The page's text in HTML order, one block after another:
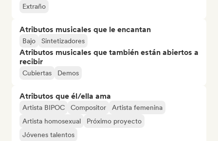
Extraño
Atributos musicales que le encantan
Bajo Sintetizadores
Atributos musicales que también están abiertos a
recibir
Cubiertas Demos
Atributos que él/ella ama
Artista BIPOC Compositor
Artista femenina
Artista homosexual
Próximo proyecto
Jóvenes talentos